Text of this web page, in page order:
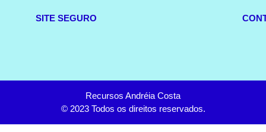
SITE SEGURO
Recursos Andréia Costa
© 2023 Todos os direitos reservados.